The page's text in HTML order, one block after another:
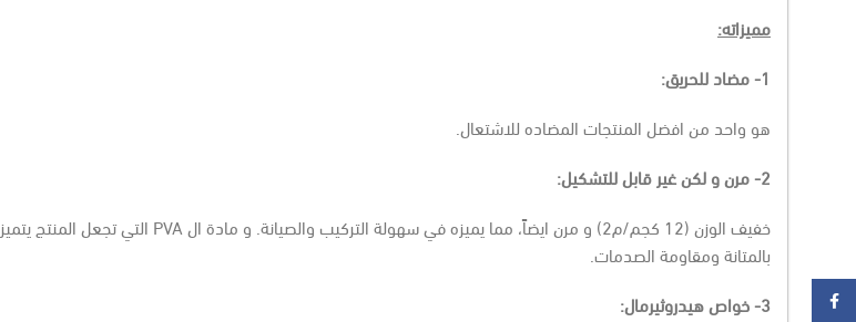
مميزاته:
1- مضاد للحريق:
هو واحد من افضل المنتجات المضاده للاشتعال.
2- مرن و لكن غير قابل للتشكيل:
خفيف الوزن (12 كجم/م2) و مرن ايضاً، مما يميزه في سهولة التركيب والصيانة. و مادة ال
PVA التي تجعل المنتج يتميز
بالمتانة ومقاومة الصدمات.
3- خواص هيدروثيرمال:
Facebook